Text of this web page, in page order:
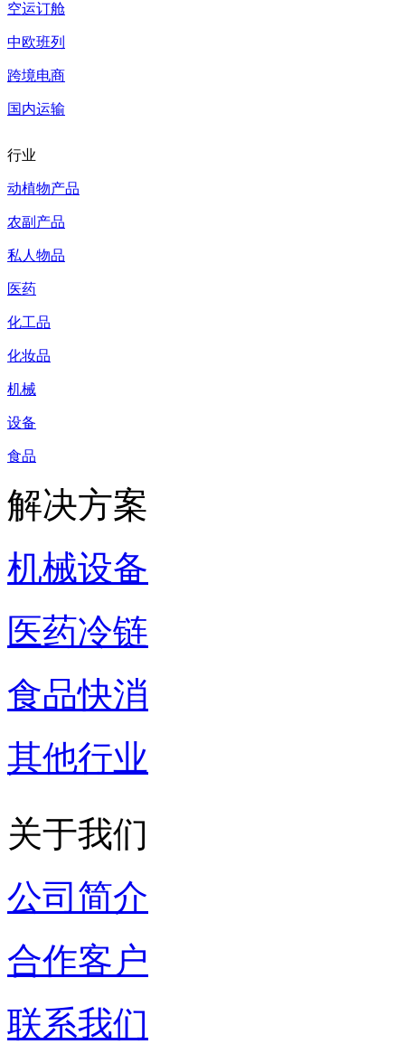
空运订舱
中欧班列
跨境电商
国内运输
行业
动植物产品
农副产品
私人物品
医药
化工品
化妆品
机械
设备
食品
解决方案
机械设备
医药冷链
食品快消
其他行业
关于我们
公司简介
合作客户
联系我们